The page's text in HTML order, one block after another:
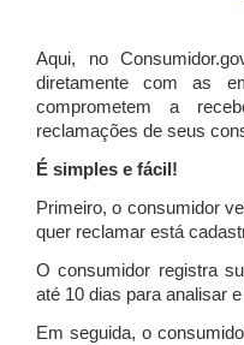
Aqui, no
diretamente com as
comprometem a
reclamações de seus
É simples e fácil!
Primeiro, o consumidor
quer reclamar está
O consumidor registra
até 10 dias para analisar
Em seguida, o